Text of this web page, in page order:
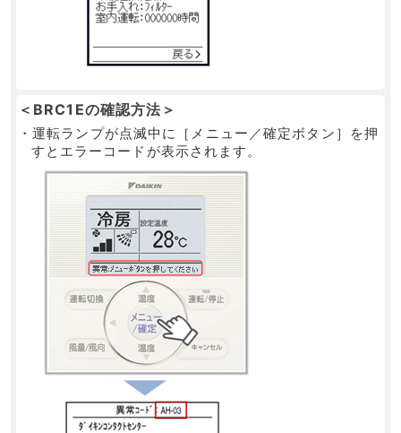
＜BRC1Eの確認方法＞
・運転ランプが点滅中に［メニュー／確定ボタン］を押
すとエラーコードが表示されます。